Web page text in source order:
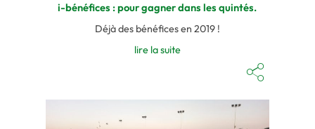
i-bénéfices : pour gagner dans les quintés.
Déjà des bénéfices en 2019 !
lire la suite